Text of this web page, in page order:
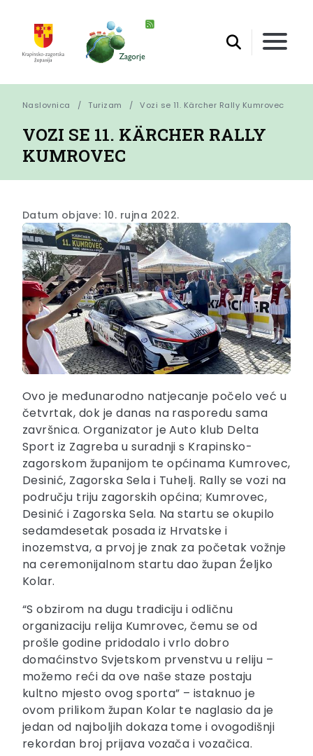
Naslovnica Turizam Vozi se 11. Kärcher Rally Kumrovec
VOZI SE 11. KÄRCHER RALLY
KUMROVEC
Datum objave: 10. rujna 2022.
Ovo je međunarodno natjecanje počelo već u
četvrtak, dok je danas na rasporedu sama
završnica. Organizator je Auto klub Delta
Sport iz Zagreba u suradnji s Krapinsko-
zagorskom županijom te općinama Kumrovec,
Desinić, Zagorska Sela i Tuhelj. Rally se vozi na
području triju zagorskih općina; Kumrovec,
Desinić i Zagorska Sela. Na startu se okupilo
sedamdesetak posada iz Hrvatske i
inozemstva, a prvoj je znak za početak vožnje
na ceremonijalnom startu dao župan Źeljko
Kolar.
“S obzirom na dugu tradiciju i odličnu
organizaciju relija Kumrovec, čemu se od
prošle godine pridodalo i vrlo dobro
domaćinstvo Svjetskom prvenstvu u reliju –
možemo reći da ove naše staze postaju
kultno mjesto ovog sporta” – istaknuo je
ovom prilikom župan Kolar te naglasio da je
jedan od najboljih dokaza tome i ovogodišnji
rekordan broj prijava vozača i vozačica.